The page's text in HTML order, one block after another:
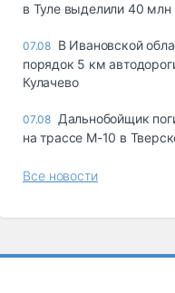
в Туле выделили 40 млн
07.08 В Ивановской
порядок 5 км
Кулачево
07.08 Дальнобойщик
на трассе М-10 в
Все новости